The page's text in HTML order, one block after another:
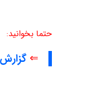
حتما بخوانید:
⇐